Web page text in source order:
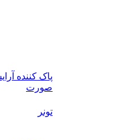
پاک کننده
صورت
تونر